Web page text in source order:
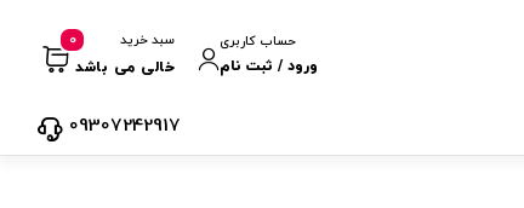
حساب کاربری
ورود / ثبت نام
سبد خرید
خالی می باشد
0
09307242917